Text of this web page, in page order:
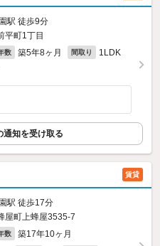
駅 徒歩9分
平町1丁目
数 築5年8ヶ月 間取り 1LDK
通知を受け取る
賃貸
駅 徒歩17分
屋町上蜂屋3535‐7
数 築17年10ヶ月